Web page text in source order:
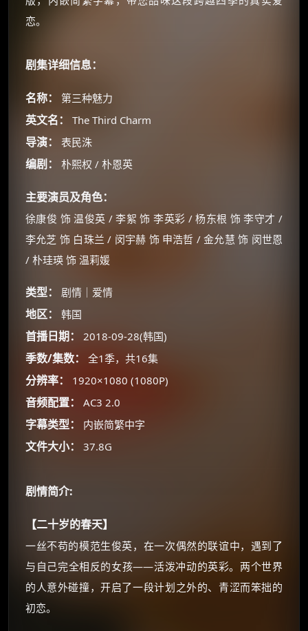
恋。
剧集详细信息：
名称： 第三种魅力
英文名： The Third Charm
导演： 表民洙
编剧： 朴熙权 / 朴恩英
主要演员及角色：
徐康俊 饰 温俊英 / 李絮 饰 李英彩 / 杨东根 饰 李守才 /
李允芝 饰 白珠兰 / 闵宇赫 饰 申浩哲 / 金允慧 饰 闵世恩
/ 朴珪瑛 饰 温莉媛
类型： 剧情｜爱情
地区： 韩国
首播日期： 2018-09-28(韩国)
季数/集数： 全1季，共16集
分辨率： 1920×1080 (1080P)
音频配置： AC3 2.0
字幕类型： 内嵌简繁中字
文件大小： 37.8G
剧情简介:
【二十岁的春天】
一丝不苟的模范生俊英，在一次偶然的联谊中，遇到了
与自己完全相反的女孩——活泼冲动的英彩。两个世界
的人意外碰撞，开启了一段计划之外的、青涩而笨拙的
初恋。
🧧 福利领取站
你需要的各种会员，都可低价购买！
如夸克12个月送14天 最低75元！
价格有浮动，请直接搜索查最低价！
还有支付宝现金红包、外卖红包、